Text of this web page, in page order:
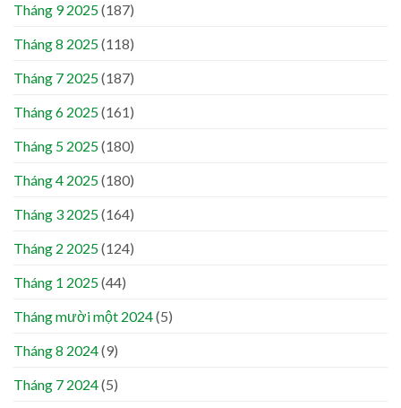
Tháng 9 2025(187)
Tháng 8 2025(118)
Tháng 7 2025(187)
Tháng 6 2025(161)
Tháng 5 2025(180)
Tháng 4 2025(180)
Tháng 3 2025(164)
Tháng 2 2025(124)
Tháng 1 2025(44)
Tháng mười một 2024(5)
Tháng 8 2024(9)
Tháng 7 2024(5)